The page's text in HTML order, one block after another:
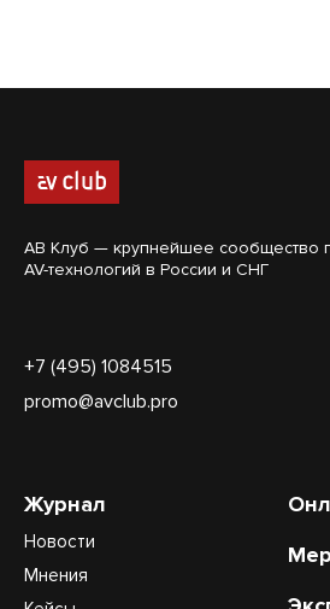
АВ Клуб — крупнейшее сообщество
AV-технологий в России и СНГ
+7 (495) 1084515
promo@avclub.pro
Журнал
Новости
Мнения